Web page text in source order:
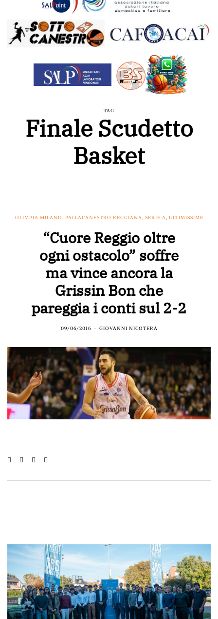
TAG
Finale Scudetto
Basket
OLIMPIA MILANO, PALLACANESTRO REGGIANA, SERIE A, ULTIMISSIME
“Cuore Reggio oltre
ogni ostacolo” soffre
ma vince ancora la
Grissin Bon che
pareggia i conti sul 2-2
09/06/2016 GIOVANNI NICOTERA